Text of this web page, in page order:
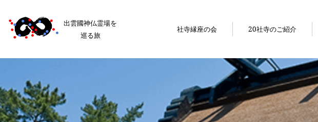
出雲國神仏霊場を
巡る旅
社寺縁座の会 20社寺のご紹介